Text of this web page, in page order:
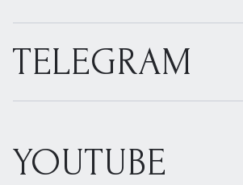
TELEGRAM
YOUTUBE